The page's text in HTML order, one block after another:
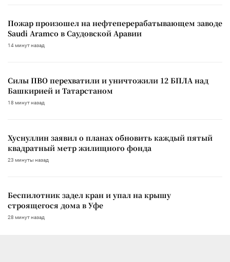
Пожар произошел на нефтеперерабатывающем заводе
Saudi Aramco в Саудовской Аравии
14 минут назад
Силы ПВО перехватили и уничтожили 12 БПЛА над
Башкирией и Татарстаном
18 минут назад
Хуснуллин заявил о планах обновить каждый пятый
квадратный метр жилищного фонда
23 минуты назад
Беспилотник задел кран и упал на крышу
строящегося дома в Уфе
28 минут назад